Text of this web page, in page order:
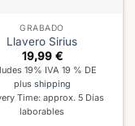
GRABADO
Llavero Sirius
19,99 €
19% IVA 19 % DE
plus shipping
Time: approx. 5 Días
laborables